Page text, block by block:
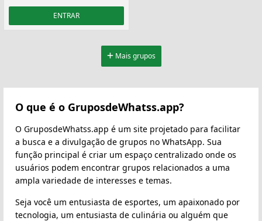
ENTRAR
Mais grupos
O que é o GruposdeWhatss.app?
O GruposdeWhatss.app é um site projetado para facilitar
a busca e a divulgação de grupos no WhatsApp. Sua
função principal é criar um espaço centralizado onde os
usuários podem encontrar grupos relacionados a uma
ampla variedade de interesses e temas.
Seja você um entusiasta de esportes, um apaixonado por
tecnologia, um entusiasta de culinária ou alguém que